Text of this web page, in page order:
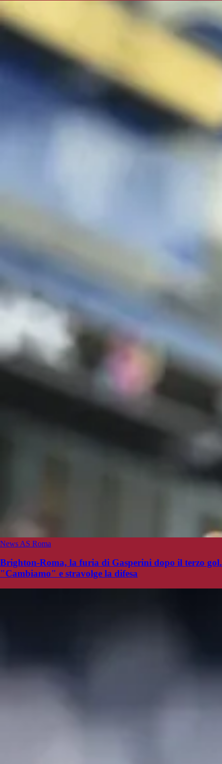
News AS Roma
Brighton-Roma, la furia di Gasperini dopo il terzo gol.
"Cambiamo" e stravolge la difesa